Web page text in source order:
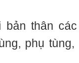
bản thân
phụ